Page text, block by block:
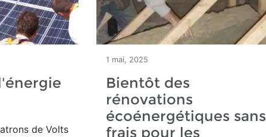
de Volts
1 mai, 2025
Bientôt des
rénovations
écoénergétiques sans
frais pour les